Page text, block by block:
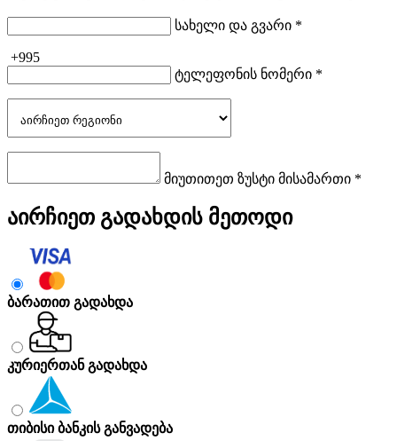
სახელი და გვარი *
+995
ტელეფონის ნომერი *
მიუთითეთ ზუსტი მისამართი *
აირჩიეთ გადახდის მეთოდი
ბარათით გადახდა
კურიერთან გადახდა
თიბისი ბანკის განვადება